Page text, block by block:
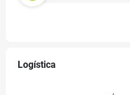
Logística